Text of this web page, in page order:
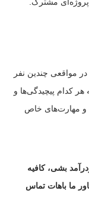
مواقعی چندین نفر
هر کدام پیچیدگی‌ها و
و مهارت‌های خاص
بشی، کافیه
ما باهات تماس